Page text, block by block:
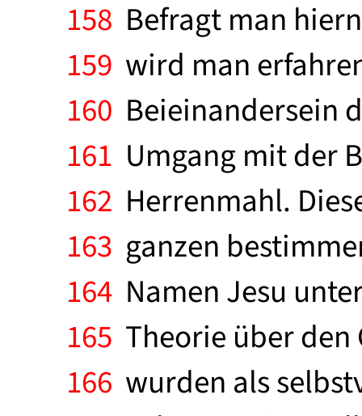
158 Befragt man
159 wird man
160 Beieinandersein
161 Umgang mit der
162 Herrenmahl.
163 ganzen
164 Namen Jesu
165 Theorie über
166 wurden als